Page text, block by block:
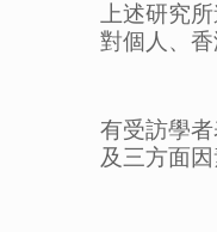
上述研究
對個人、
有受訪學
及三方面